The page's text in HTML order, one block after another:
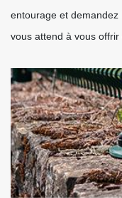
entourage et demandez
vous attend à vous